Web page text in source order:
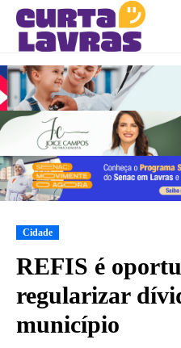
Cidade
REFIS é
regularizar
município